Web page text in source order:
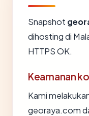
Snapshot
dihosting di
HTTPS OK.
Keamanan
Kami
georaya.com